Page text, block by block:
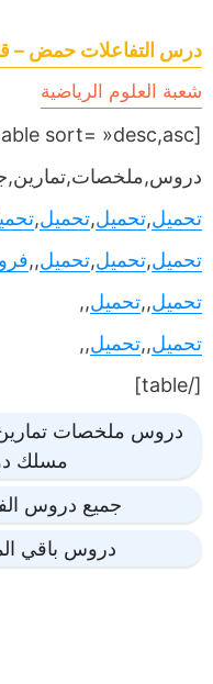
درس التفاعلات حمض –
شعبة العلوم الرياضية
[table sort= »desc,asc »]
تحميل,تحميل,تحميل,
تحميل,تحميل,تحميل,,
تحميل,,تحميل,,
تحميل,,تحميل,,
[/table]
دروس ملخصات تمارين
مسلك
جميع دروس
دروس باقي